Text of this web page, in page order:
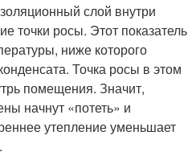
слой внутри
точки росы. Этот показатель
ниже которого
Точка росы в этом
помещения. Значит,
начнут «потеть» и
утепление уменьшает